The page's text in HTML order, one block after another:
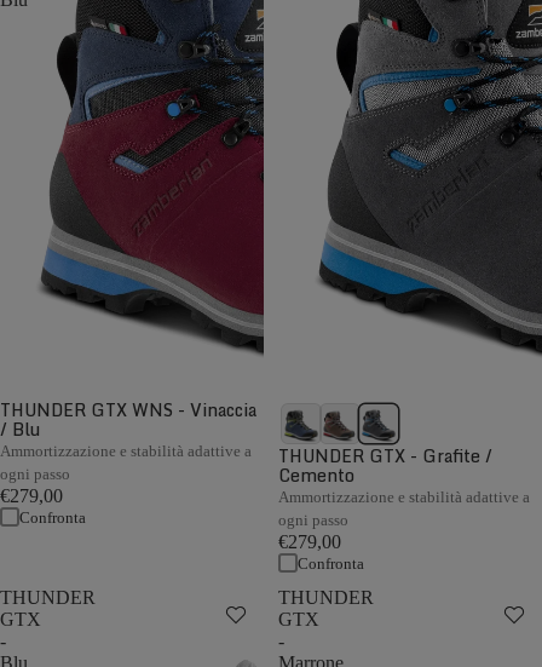
THUNDER GTX WNS - Vinaccia
/ Blu
Ammortizzazione e stabilità adattive a
ogni passo
€279,00
Confronta
THUNDER GTX - Grafite /
Cemento
Ammortizzazione e stabilità adattive a
ogni passo
€279,00
Confronta
THUNDER
GTX
-
Blu
THUNDER
GTX
-
Marrone